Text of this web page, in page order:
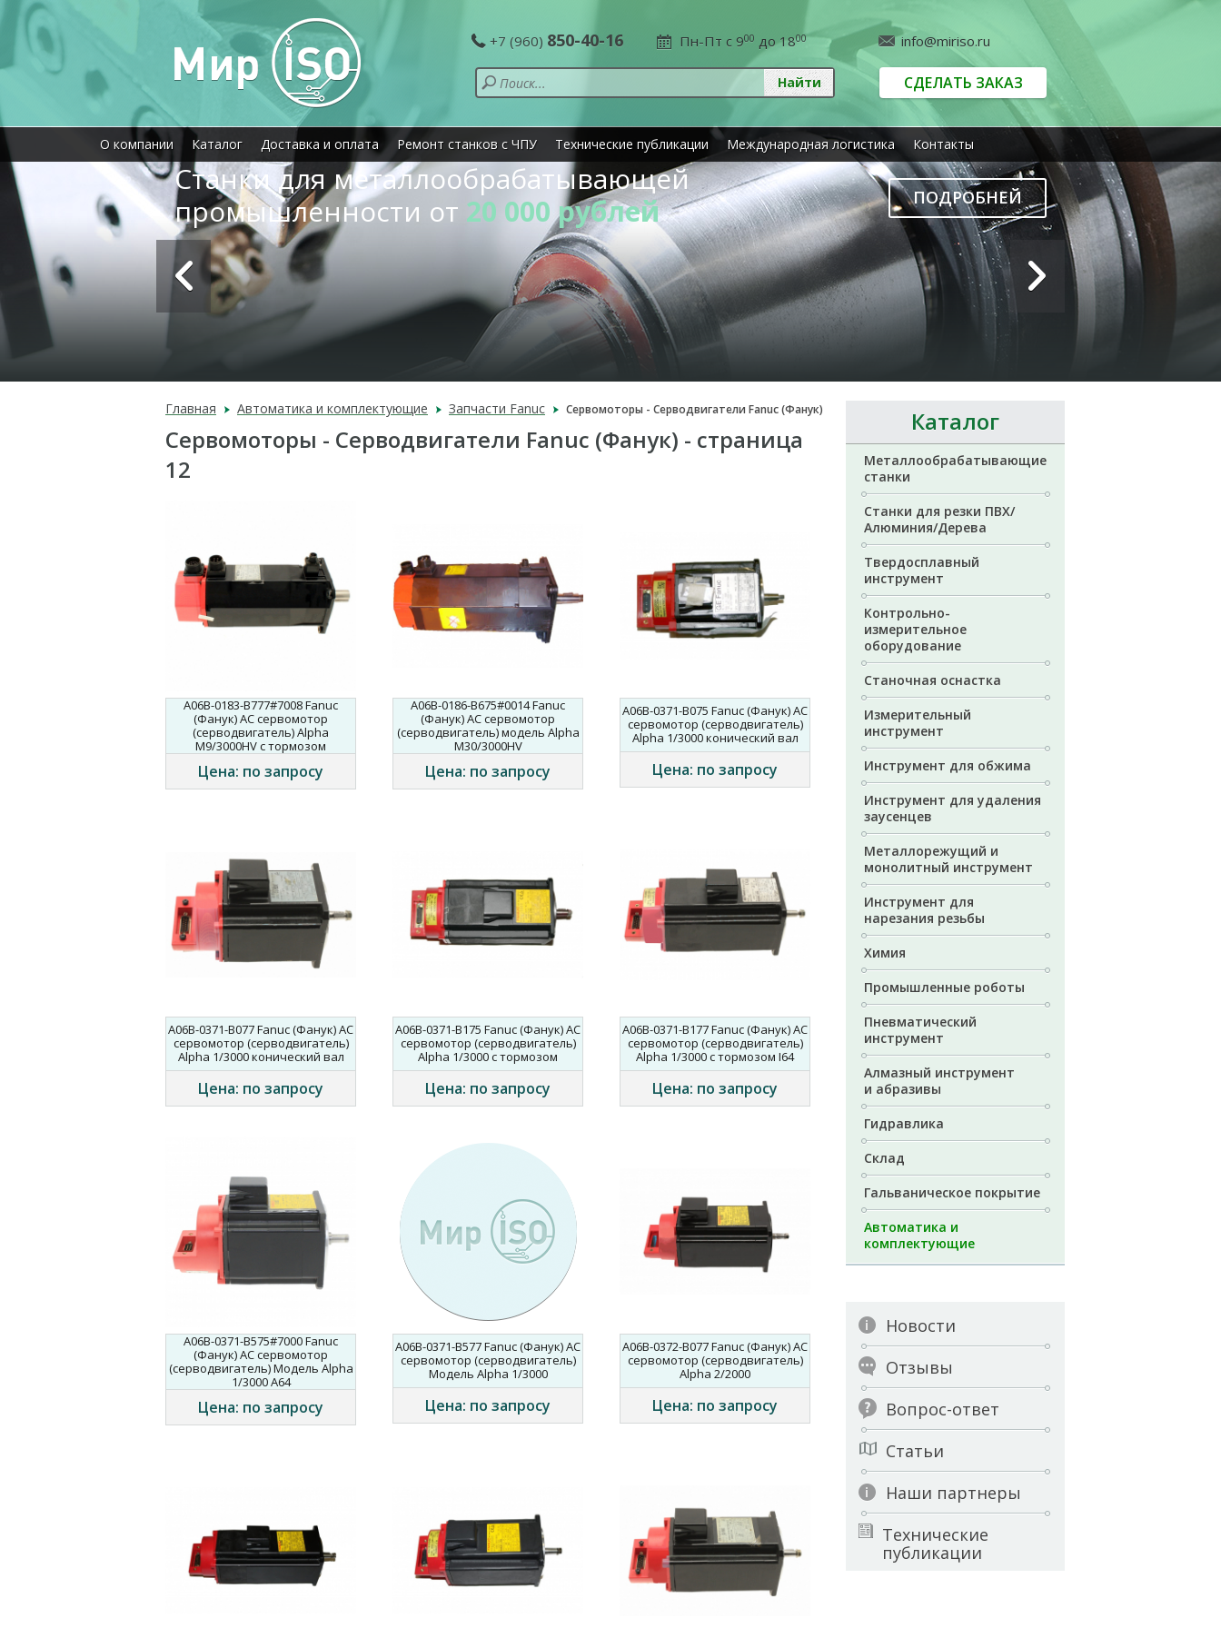
+7 (960) 850-40-16 Пн-Пт с 900 до 1800 info@miriso.ru
СДЕЛАТЬ ЗАКАЗ
О компании Каталог Доставка и оплата Ремонт станков с ЧПУ Технические публикации Международная логистика Контакты
Станки для металлообрабатывающей
промышленности от 20 000 рублей ПОДРОБНЕЙ
Главная Автоматика и комплектующие Запчасти Fanuc Сервомоторы - Серводвигатели Fanuc (Фанук)
Сервомоторы - Серводвигатели Fanuc (Фанук) - страница
12
A06B-0183-B777#7008 Fanuc
(Фанук) AC сервомотор
(серводвигатель) Alpha
M9/3000HV с тормозом
Цена: по запросу
A06B-0186-B675#0014 Fanuc
(Фанук) AC сервомотор
(серводвигатель) модель Alpha
M30/3000HV
Цена: по запросу
A06B-0371-B075 Fanuc (Фанук) AC
сервомотор (серводвигатель)
Alpha 1/3000 конический вал
Цена: по запросу
A06B-0371-B077 Fanuc (Фанук) AC
сервомотор (серводвигатель)
Alpha 1/3000 конический вал
Цена: по запросу
A06B-0371-B175 Fanuc (Фанук) AC
сервомотор (серводвигатель)
Alpha 1/3000 с тормозом
Цена: по запросу
A06B-0371-B177 Fanuc (Фанук) AC
сервомотор (серводвигатель)
Alpha 1/3000 с тормозом I64
Цена: по запросу
A06B-0371-B575#7000 Fanuc
(Фанук) AC сервомотор
(серводвигатель) Модель Alpha
1/3000 A64
Цена: по запросу
A06B-0371-B577 Fanuc (Фанук) AC
сервомотор (серводвигатель)
Модель Alpha 1/3000
Цена: по запросу
A06B-0372-B077 Fanuc (Фанук) AC
сервомотор (серводвигатель)
Alpha 2/2000
Цена: по запросу
Каталог
Металлообрабатывающие
станки
Станки для резки ПВХ/
Алюминия/Дерева
Твердосплавный
инструмент
Контрольно-
измерительное
оборудование
Станочная оснастка
Измерительный
инструмент
Инструмент для обжима
Инструмент для удаления
заусенцев
Металлорежущий и
монолитный инструмент
Инструмент для
нарезания резьбы
Химия
Промышленные роботы
Пневматический
инструмент
Алмазный инструмент
и абразивы
Гидравлика
Склад
Гальваническое покрытие
Автоматика и
комплектующие
Новости
Отзывы
Вопрос-ответ
Статьи
Наши партнеры
Технические
публикации